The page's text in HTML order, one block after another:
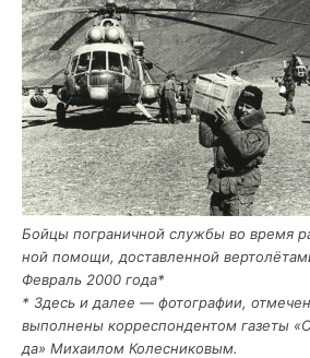
Бой­цы погра­нич­ной служ­бы во вре­мя
ной помо­щи, достав­лен­ной
Фев­раль 2000 года*
* Здесь и далее — фото­гра­фии,
выпол­не­ны кор­ре­спон­ден­том газе­ты
да» Миха­и­лом Колесниковым.